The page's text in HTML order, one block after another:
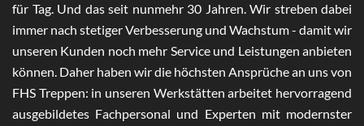
für Tag. Und das seit nunmehr 30 Jahren. Wir streben dabei
immer nach stetiger Verbesserung und Wachstum - damit wir
unseren Kunden noch mehr Service und Leistungen anbieten
können. Daher haben wir die höchsten Ansprüche an uns von
FHS Treppen: in unseren Werkstätten arbeitet hervorragend
ausgebildetes Fachpersonal und Experten mit modernster